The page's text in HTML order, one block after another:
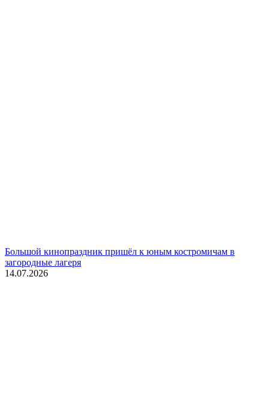
Большой кинопраздник пришёл к юным костромичам в
загородные лагеря
14.07.2026